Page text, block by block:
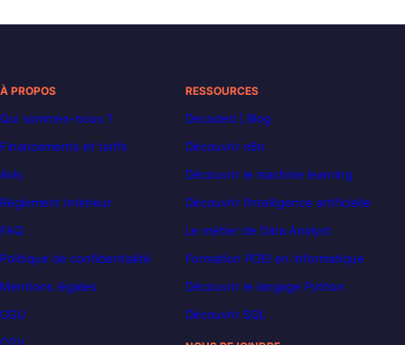
À PROPOS
Qui sommes-nous ?
Financements et tarifs
Avis
Règlement intérieur
FAQ
Politique de confidentialité
Mentions légales
CGU
RESSOURCES
Decoded | Blog
Découvrir n8n
Découvrir le machine learning
Découvrir l’intelligence artificielle
Le métier de Data Analyst
Formation POEI en informatique
Découvrir le langage Python
Découvrir SQL